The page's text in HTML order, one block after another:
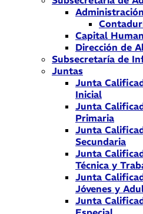
Administración
Capital
Dirección de
Subsecretaría de
Juntas
Junta
Inicial
Junta
Primaria
Junta
Secundaria
Junta
Técnica y
Junta
Jóvenes y
Junta